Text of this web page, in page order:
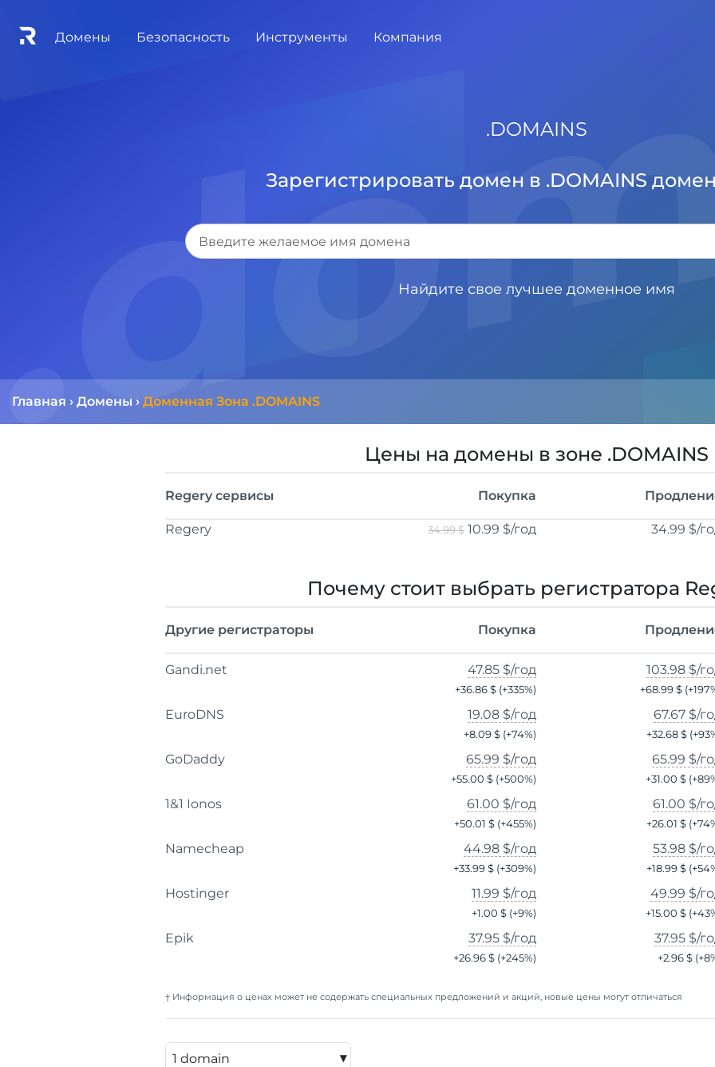
Домены Безопасность Инструменты Компания
.DOMAINS
Зарегистрировать домен в .DOMAINS
Найдите свое лучшее доменное имя
Главная › Домены › Доменная Зона .DOMAINS
Цены на домены в зоне .DOMAINS
Regery сервисы Покупка
Regery 34.99 $ 10.99 $/год 34.99 $/
Почему стоит выбрать регистратора
Другие регистраторы Покупка
Gandi.net 47.85 $/год
+36.86 $ (+335%)
103.98 $/
+68.99 $(+197
EuroDNS 19.08 $/год
+8.09 $ (+74%)
67.67 $/
+32.68 $(+93
GoDaddy 65.99 $/год
+55.00 $ (+500%)
65.99 $/
+31.00 $(+89
1&1 Ionos 61.00 $/год
+50.01 $ (+455%)
61.00 $/
+26.01 $(+74
Namecheap 44.98 $/год
+33.99 $ (+309%)
53.98 $/
+18.99 $(+54
Hostinger 11.99 $/год
+1.00 $ (+9%)
49.99 $/
+15.00 $(+43
Epik 37.95 $/год
+26.96 $ (+245%)
37.95 $/
+2.96 $(+8
† Информация о ценах может не содержать специальных предложений и акций, новые цены могут отличаться
▾